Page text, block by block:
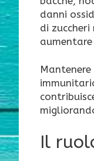
danni
di
Mantenere
Il